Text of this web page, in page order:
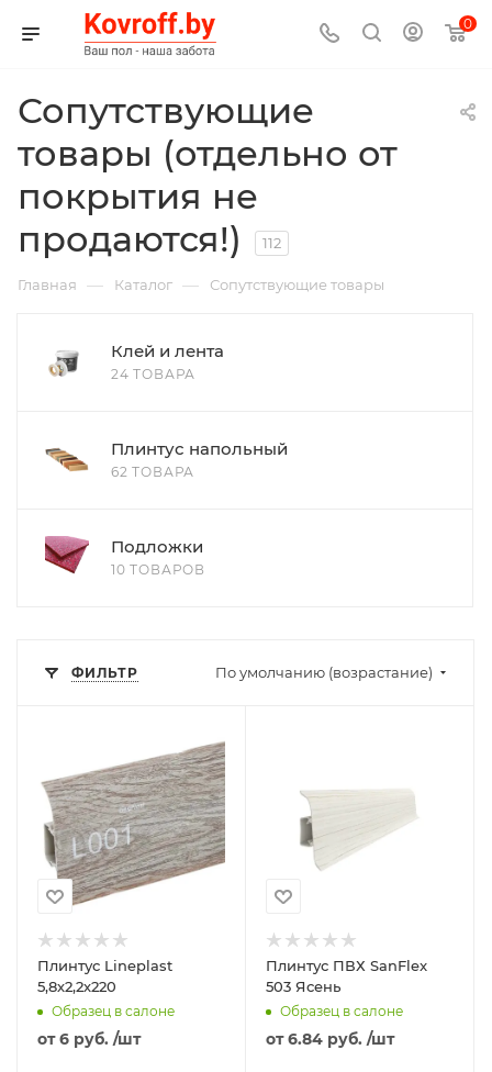
0
Сопутствующие
товары (отдельно от
покрытия не
продаются!)
112
Главная — Каталог — Сопутствующие товары
Клей и лента
24 ТОВАРА
Плинтус напольный
62 ТОВАРА
Подложки
10 ТОВАРОВ
ФИЛЬТР По умолчанию (возрастание)
Плинтус Lineplast
5,8х2,2х220
Образец в салоне
от6 руб. /шт
Плинтус ПВХ SanFlex
503 Ясень
Образец в салоне
от6.84 руб. /шт